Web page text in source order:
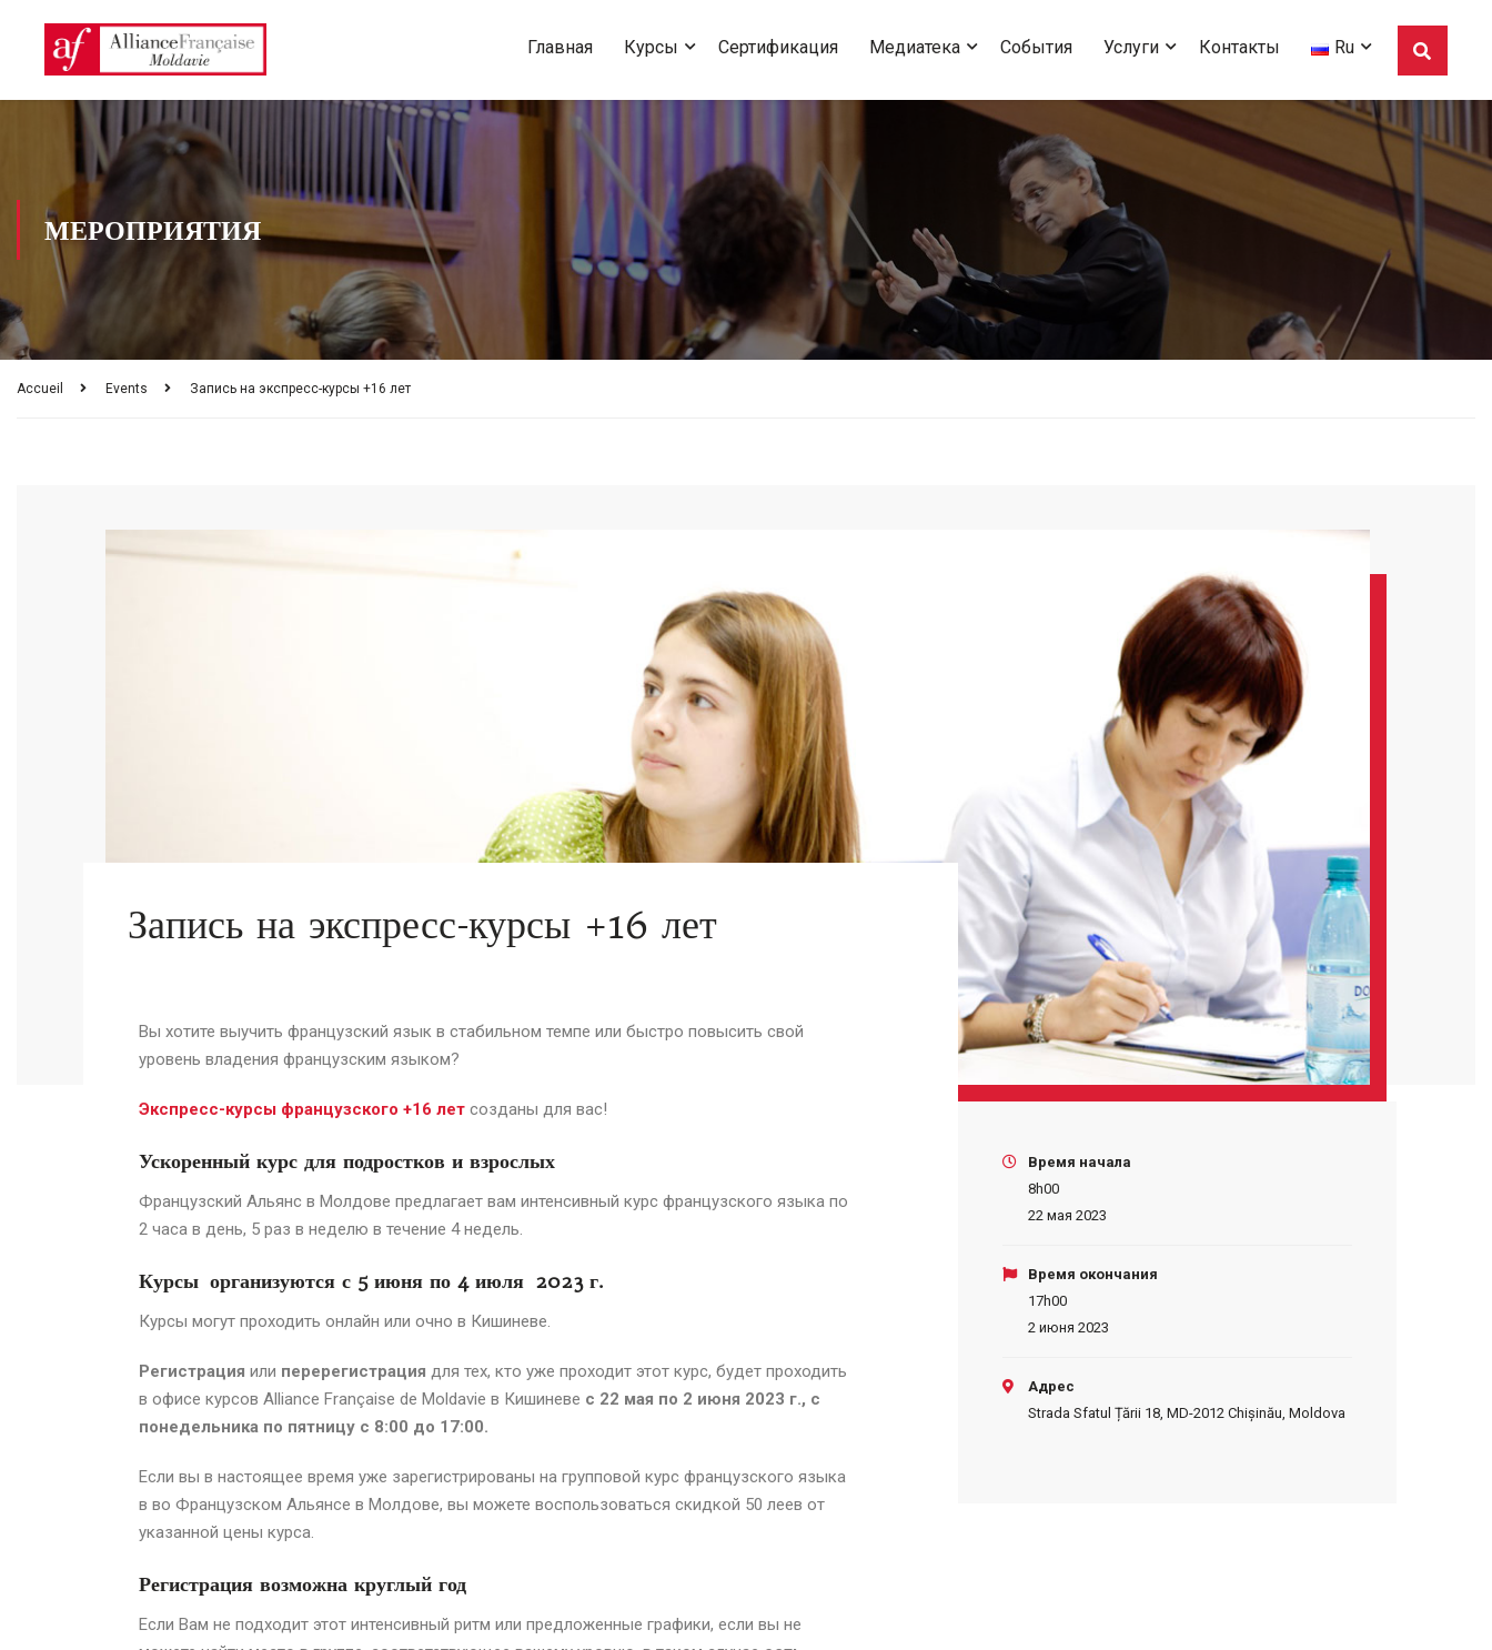
Главная Курсы Сертификация Медиатека События Услуги Контакты Ru
МЕРОПРИЯТИЯ
Accueil Events Запись на экспресс-курсы +16 лет
Запись на экспресс-курсы +16 лет
Вы хотите выучить французский язык в стабильном темпе или быстро повысить свой
уровень владения французским языком?
Экспресс-курсы французского +16 лет созданы для вас!
Ускоренный курс для подростков и взрослых
Французский Альянс в Молдове предлагает вам интенсивный курс французского языка по
2 часа в день, 5 раз в неделю в течение 4 недель.
Курсы организуются с 5 июня по 4 июля 2023 г.
Курсы могут проходить онлайн или очно в Кишиневе.
Регистрация или перерегистрация для тех, кто уже проходит этот курс, будет проходить
в офисе курсов Alliance Française de Moldavie в Кишиневе с 22 мая по 2 июня 2023 г., с
понедельника по пятницу с 8:00 до 17:00.
Если вы в настоящее время уже зарегистрированы на групповой курс французского языка
в во Французском Альянсе в Молдове, вы можете воспользоваться скидкой 50 леев от
указанной цены курса.
Регистрация возможна круглый год
Если Вам не подходит этот интенсивный ритм или предложенные графики, если вы не
Время начала
8h00
22 мая 2023
Время окончания
17h00
2 июня 2023
Адрес
Strada Sfatul Țării 18, MD-2012 Chișinău, Moldova